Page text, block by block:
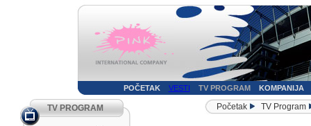
POČETAK VESTI TV PROGRAM KOMPANIJA
TV PROGRAM Početak TV Program